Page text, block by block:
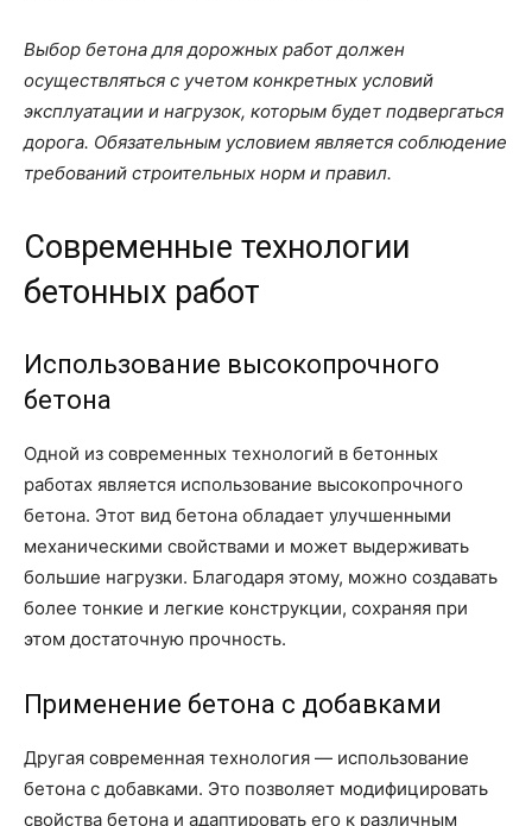
Выбор бетона для дорожных работ должен
осуществляться с учетом конкретных условий
эксплуатации и нагрузок, которым будет подвергаться
дорога. Обязательным условием является соблюдение
требований строительных норм и правил.
Современные технологии
бетонных работ
Использование высокопрочного
бетона
Одной из современных технологий в бетонных
работах является использование высокопрочного
бетона. Этот вид бетона обладает улучшенными
механическими свойствами и может выдерживать
большие нагрузки. Благодаря этому, можно создавать
более тонкие и легкие конструкции, сохраняя при
этом достаточную прочность.
Применение бетона с добавками
Другая современная технология — использование
бетона с добавками. Это позволяет модифицировать
свойства бетона и адаптировать его к различным